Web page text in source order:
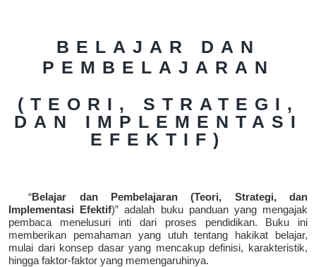
BELAJAR DAN
PEMBELAJARAN
(TEORI, STRATEGI,
DAN IMPLEMENTASI
EFEKTIF)
“Belajar dan Pembelajaran (Teori, Strategi, dan
Implementasi Efektif)” adalah buku panduan yang mengajak
pembaca menelusuri inti dari proses pendidikan. Buku ini
memberikan pemahaman yang utuh tentang hakikat belajar,
mulai dari konsep dasar yang mencakup definisi, karakteristik,
hingga faktor-faktor yang memengaruhinya.